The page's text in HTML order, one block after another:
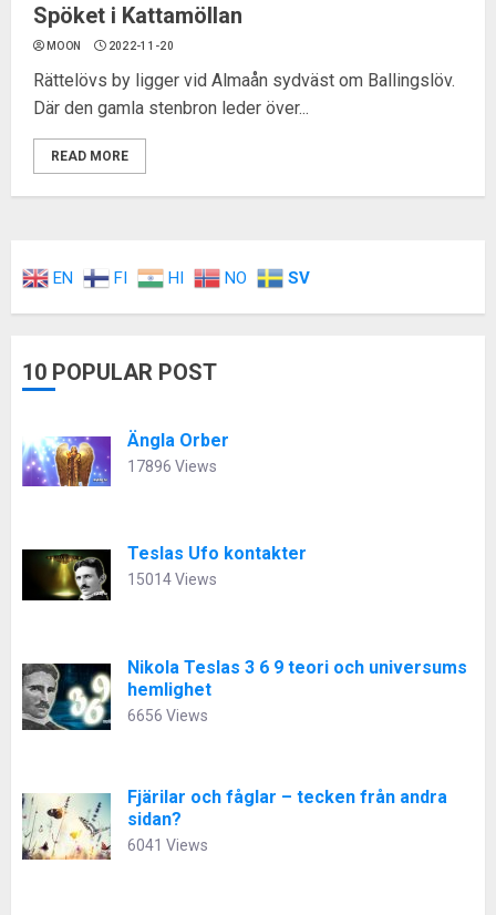
Spöket i Kattamöllan
MOON 2022-11-20
Rättelövs by ligger vid Almaån sydväst om Ballingslöv.
Där den gamla stenbron leder över...
READ MORE
EN FI HI NO SV
10 POPULAR POST
Ängla Orber
17896 Views
Teslas Ufo kontakter
15014 Views
Nikola Teslas 3 6 9 teori och universums
hemlighet
6656 Views
Fjärilar och fåglar – tecken från andra
sidan?
6041 Views